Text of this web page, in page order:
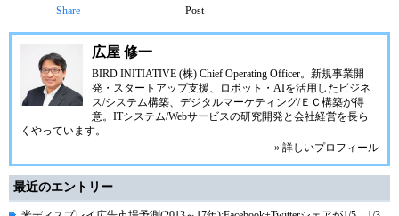
Share Post -
広屋 修一
BIRD INITIATIVE (株) Chief Operating Officer。新規事業開
発・スタートアップ支援、ロボット・AIを活用したビジネ
ス/システム構築、デジタルマーケティング/ＥＣ構築が得
意。ITシステム/Webサービスの研究開発と会社経営を長ら
くやっています。
» 詳しいプロフィール
最近のエントリー